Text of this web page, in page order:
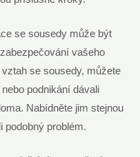
se sousedy může být
vašeho
se sousedy, můžete
podnikání dávali
Nabídněte jim stejnou
podobný problém.